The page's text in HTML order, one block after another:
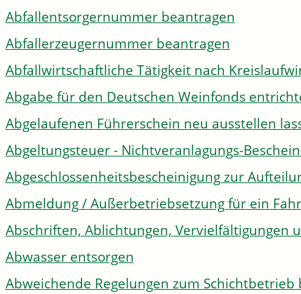
Abfallentsorgernummer beantragen
Abfallerzeugernummer beantragen
Abfallwirtschaftliche Tätigkeit nach
Abgabe für den Deutschen Weinfonds
Abgelaufenen Führerschein neu ausstellen
Abgeltungsteuer - Nichtveranlagungs-
Abgeschlossenheitsbescheinigung zur
Abmeldung / Außerbetriebsetzung für ein
Abschriften, Ablichtungen, Vervielfältigungen
Abwasser entsorgen
Abweichende Regelungen zum Schichtbetrieb